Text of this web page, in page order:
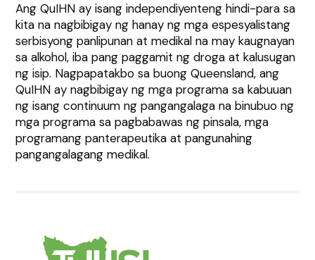
Ang QuIHN ay isang independiyenteng hindi-para sa
kita na nagbibigay ng hanay ng mga espesyalistang
serbisyong panlipunan at medikal na may kaugnayan
sa alkohol, iba pang paggamit ng droga at kalusugan
ng isip. Nagpapatakbo sa buong Queensland, ang
QuIHN ay nagbibigay ng mga programa sa kabuuan
ng isang continuum ng pangangalaga na binubuo ng
mga programa sa pagbabawas ng pinsala, mga
programang panterapeutika at pangunahing
pangangalagang medikal.